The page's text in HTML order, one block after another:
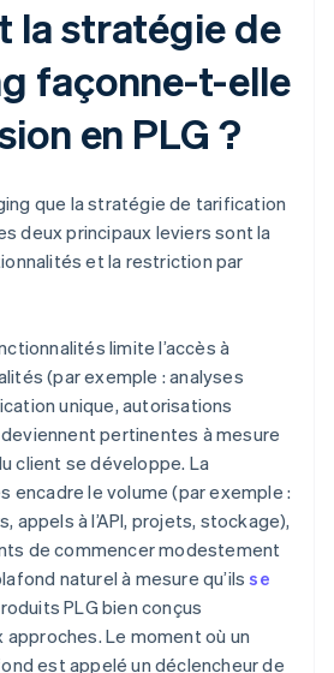
la stratégie de
façonne-t-elle
en PLG ?
que la stratégie de tarification
deux principaux leviers sont la
et la restriction par
limite l’accès à
(par exemple : analyses
unique, autorisations
pertinentes à mesure
client se développe. La
encadre le volume (par exemple :
appels à l’API, projets, stockage),
de commencer modestement
naturel à mesure qu’ilsse
PLG bien conçus
Le moment où un
est appelé un déclencheur de